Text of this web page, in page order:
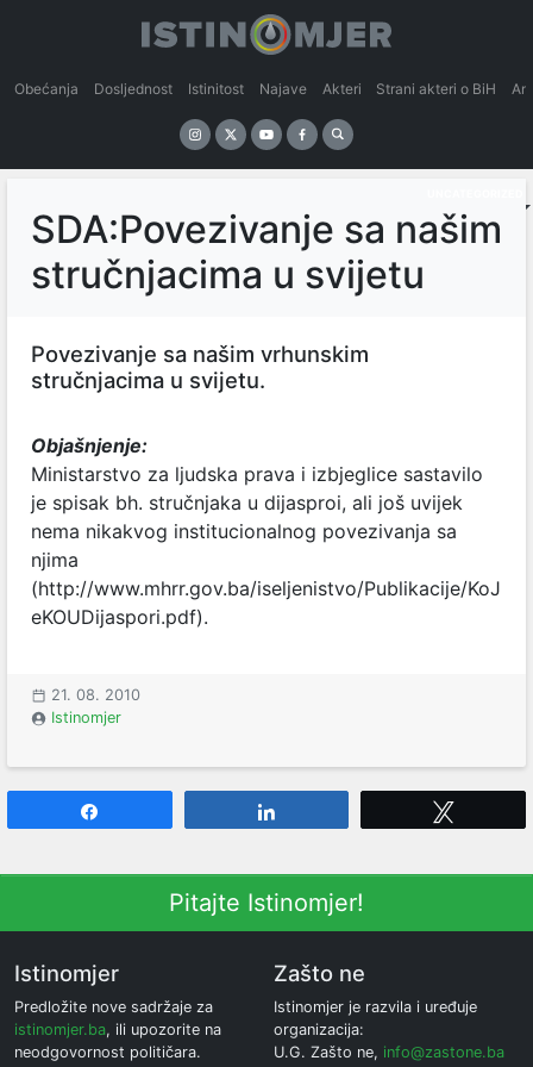
Obećanja Dosljednost Istinitost Najave Akteri Strani akteri o BiH
SDA:Povezivanje sa našim
stručnjacima u svijetu
Povezivanje sa našim vrhunskim
stručnjacima u svijetu.
Objašnjenje:
Ministarstvo za ljudska prava i izbjeglice sastavilo
je spisak bh. stručnjaka u dijasproi, ali još uvijek
nema nikakvog institucionalnog povezivanja sa
njima
(http://www.mhrr.gov.ba/iseljenistvo/Publikacije/KoJ
eKOUDijaspori.pdf).
21. 08. 2010
Istinomjer
Pitajte Istinomjer!
Istinomjer
Predložite nove sadržaje za
istinomjer.ba, ili upozorite na
neodgovornost političara.
Zašto ne
Istinomjer je razvila i uređuje
organizacija:
U.G. Zašto ne, info@zastone.ba